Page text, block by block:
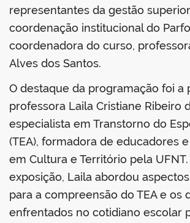
representantes da gestão
coordenação institucional do
coordenadora do curso,
Alves dos Santos.
O destaque da programação foi a
professora Laila Cristiane Ribeiro
especialista em Transtorno do
(TEA), formadora de educadores
em Cultura e Território pela
exposição, Laila abordou
para a compreensão do TEA e os
enfrentados no cotidiano escolar